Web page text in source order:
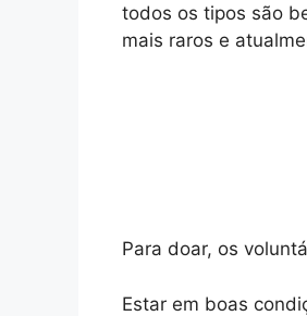
todos os tipos são
mais raros e
Para doar, os
Estar em boas